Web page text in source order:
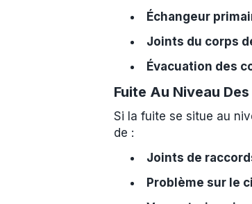
Échangeur
Joints du corps
Évacuation des
Fuite Au Niveau
Si la fuite se situe au
de :
Joints de
Problème sur le